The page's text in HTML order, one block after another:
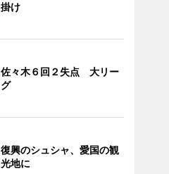
掛け
佐々木６回２失点 大リー
グ
復興のシュシャ、愛国の観
光地に